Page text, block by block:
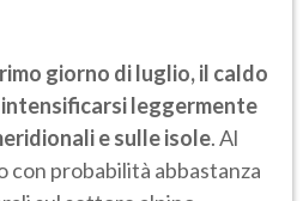
giorno di luglio, il caldo
leggermente
e sulle isole. Al
con probabilità abbastanza